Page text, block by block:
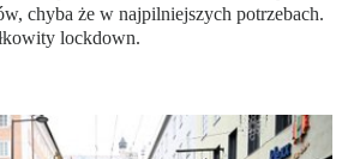
chyba że w najpilniejszych potrzebach.
lockdown.